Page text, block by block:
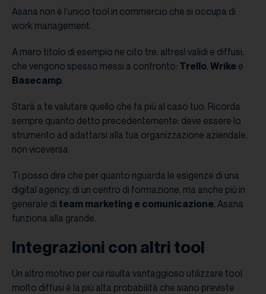
Asana non è l’unico tool in commercio che si occupa di
work management.
A mero titolo di esempio ne cito tre, altresì validi e diffusi,
che vengono spesso messi a confronto: Trello, Wrike e
Basecamp.
Starà a te valutare quello che fa più al caso tuo. Ricorda
sempre quanto detto precedentemente: deve essere lo
strumento ad adattarsi alla tua organizzazione aziendale,
non viceversa.
Ti posso dire che per quanto riguarda le esigenze di una
digital agency, di un centro di formazione, ma anche più in
generale di team marketing e comunicazione, Asana
funziona alla grande.
Integrazioni con altri tool
Un altro motivo per cui risulta vantaggioso utilizzare tool
molto diffusi è la più alta probabilità che siano previste